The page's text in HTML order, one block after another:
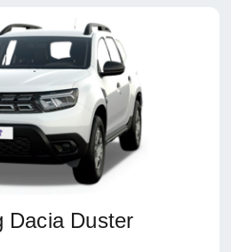
Dacia Duster